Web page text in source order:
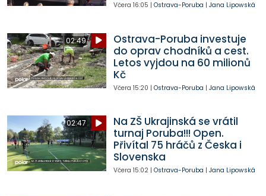
Včera 16:05 | Ostrava-Poruba | Jana Lipowská
02:49
Ostrava-Poruba investuje
do oprav chodníků a cest.
Letos vyjdou na 60 milionů
Kč
Včera 15:20 | Ostrava-Poruba | Jana Lipowská
02:47
Na ZŠ Ukrajinská se vrátil
turnaj Poruba!!! Open.
Přivítal 75 hráčů z Česka i
Slovenska
Včera 15:02| Ostrava-Poruba | Jana Lipowská